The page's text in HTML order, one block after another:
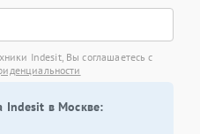
Indesit, Вы соглашаетесь с
Indesit в Москве: